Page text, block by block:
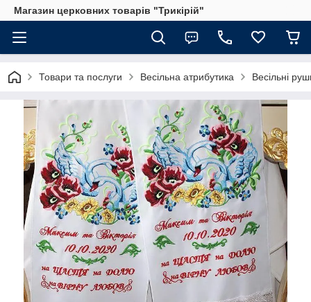
Магазин церковних товарів "Трикірій"
Товари та послуги Весільна атрибутика Весільні